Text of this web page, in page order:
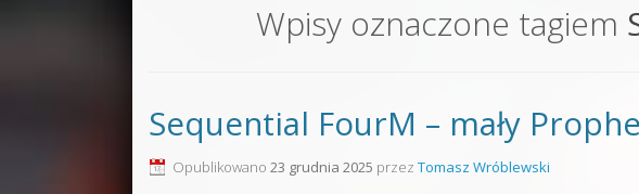
Sound Forge od podstaw
Kontakt 5 Kompendium
Pakiety
Wpisy oznaczone tagiem
Sequential FourM – mały
Opublikowano 23 grudnia 2025 przez Tomasz Wróblewski